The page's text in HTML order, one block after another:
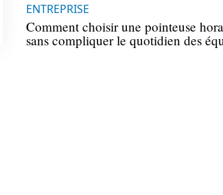
ENTREPRISE
Comment choisir une pointeuse
sans compliquer le quotidien des